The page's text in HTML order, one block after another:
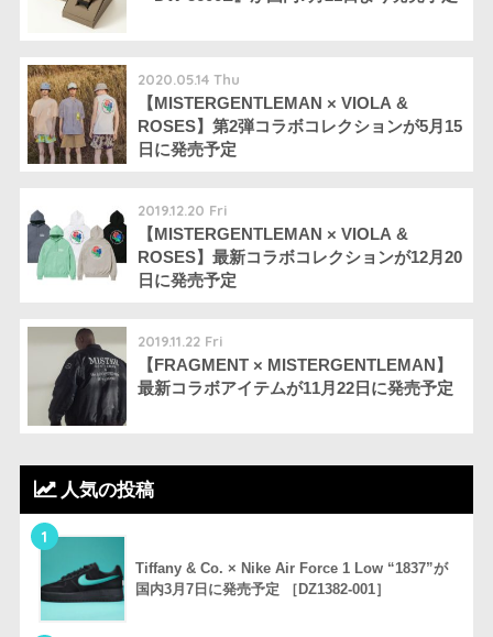
2020.05.14 Thu
【MISTERGENTLEMAN × VIOLA &
ROSES】第2弾コラボコレクションが5月15
日に発売予定
2019.12.20 Fri
【MISTERGENTLEMAN × VIOLA &
ROSES】最新コラボコレクションが12月20
日に発売予定
2019.11.22 Fri
【FRAGMENT × MISTERGENTLEMAN】
最新コラボアイテムが11月22日に発売予定
人気の投稿
1
Tiffany & Co. × Nike Air Force 1 Low “1837”が
国内3月7日に発売予定 ［DZ1382-001］